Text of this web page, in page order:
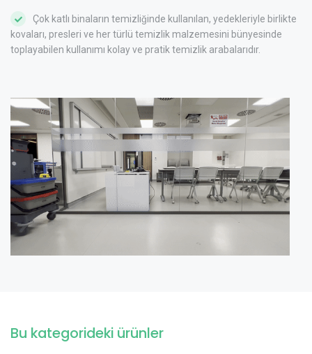
Çok katlı binaların temizliğinde kullanılan, yedekleriyle birlikte
kovaları, presleri ve her türlü temizlik malzemesini bünyesinde
toplayabilen kullanımı kolay ve pratik temizlik arabalarıdır.
Bu kategorideki ürünler